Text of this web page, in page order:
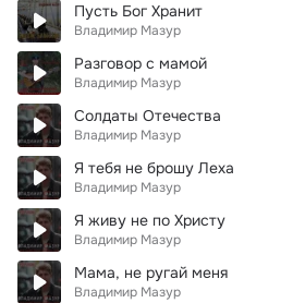
Пусть Бог Хранит
Владимир Мазур
Разговор с мамой
Владимир Мазур
Солдаты Отечества
Владимир Мазур
Я тебя не брошу Леха
Владимир Мазур
Я живу не по Христу
Владимир Мазур
Мама, не ругай меня
Владимир Мазур